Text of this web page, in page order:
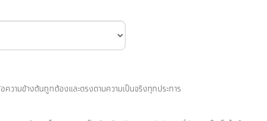
ความข้างต้นถูกต้องและตรงตามความเป็นจริงทุกประการ